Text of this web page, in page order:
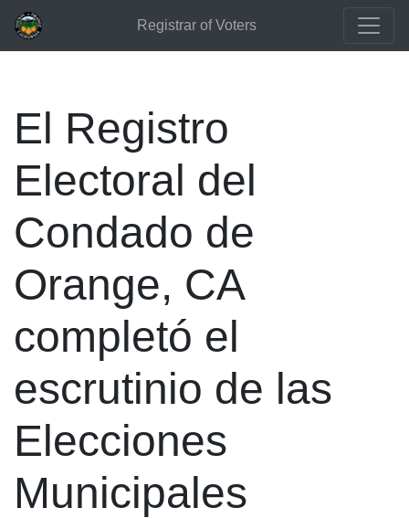
Registrar of Voters
El Registro
Electoral del
Condado de
Orange, CA
completó el
escrutinio de las
Elecciones
Municipales